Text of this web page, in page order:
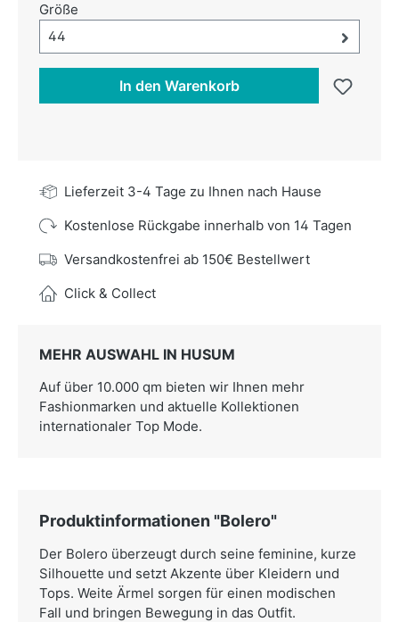
Größe
Größe-Auswahl öffnen, aktuell ausgewählt:
44
In den Warenkorb
Lieferzeit 3-4 Tage zu Ihnen nach Hause
Kostenlose Rückgabe innerhalb von 14 Tagen
Versandkostenfrei ab 150€ Bestellwert
Click & Collect
MEHR AUSWAHL IN HUSUM
Auf über 10.000 qm bieten wir Ihnen mehr
Fashionmarken und aktuelle Kollektionen
internationaler Top Mode.
Produktinformationen "Bolero"
Der Bolero überzeugt durch seine feminine, kurze
Silhouette und setzt Akzente über Kleidern und
Tops. Weite Ärmel sorgen für einen modischen
Fall und bringen Bewegung in das Outfit.